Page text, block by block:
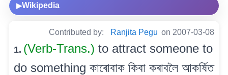
▶Wikipedia
Contributed by: Ranjita Pegu on 2007-03-08
1. (Verb-Trans.) to attract someone to
do something কাৰোবাক কিবা কৰাবলৈ আকৰ্ষিত